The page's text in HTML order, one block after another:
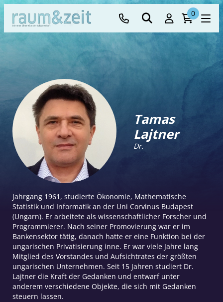
0
Tamas
Lajtner
Dr.
Jahrgang 1961, studierte Ökonomie, Mathematische
Statistik und Informatik an der Uni Corvinus Budapest
(Ungarn). Er arbeitete als wissenschaftlicher Forscher und
Programmierer. Nach seiner Promovierung war er im
Bankensektor tätig, danach hatte er eine Funktion bei der
ungarischen Privatisierung inne. Er war viele Jahre lang
Mitglied des Vorstandes und Aufsichtrates der größten
ungarischen Unternehmen. Seit 15 Jahren studiert Dr.
Lajtner die Kraft der Gedanken und entwarf unter
anderem verschiedene Objekte, die sich mit Gedanken
steuern lassen.